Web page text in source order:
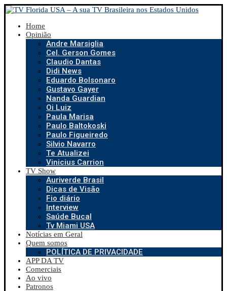
Home
Opinião
Andre Marsiglia
Cel. Gerson Gomes
Claudio Dantas
Didi News
Eduardo Bolsonaro
Gustavo Gayer
Nanda Guardian
Oi Luiz
Paula Marisa
Paulo Baltokoski
Paulo Figueiredo
Silvio Navarro
Te Atualizei
Vinicius Carrion
TV Show
Auriverde Brasil
Dicas de Visão
Fio diário
Interview
Saúde Bucal
Tv Miami USA
Notícias em Geral
Quem somos
POLÍTICA DE PRIVACIDADE
APP DA TV
Comerciais
Ao vivo
Patronos